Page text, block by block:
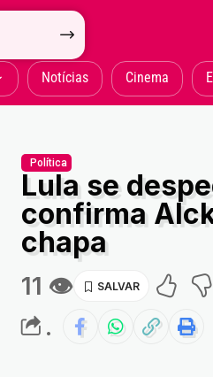
Notícias Cinema
Política
Lula se
confirma
chapa
11 👁
.